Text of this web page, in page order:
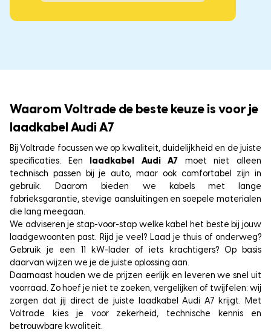
Waarom Voltrade de beste keuze is voor je
laadkabel Audi A7
Bij Voltrade focussen we op kwaliteit, duidelijkheid en de juiste
specificaties. Een laadkabel Audi A7 moet niet alleen
technisch passen bij je auto, maar ook comfortabel zijn in
gebruik. Daarom bieden we kabels met lange
fabrieksgarantie, stevige aansluitingen en soepele materialen
die lang meegaan.
We adviseren je stap-voor-stap welke kabel het beste bij jouw
laadgewoonten past. Rijd je veel? Laad je thuis of onderweg?
Gebruik je een 11 kW-lader of iets krachtigers? Op basis
daarvan wijzen we je de juiste oplossing aan.
Daarnaast houden we de prijzen eerlijk en leveren we snel uit
voorraad. Zo hoef je niet te zoeken, vergelijken of twijfelen: wij
zorgen dat jij direct de juiste laadkabel Audi A7 krijgt. Met
Voltrade kies je voor zekerheid, technische kennis en
betrouwbare kwaliteit.